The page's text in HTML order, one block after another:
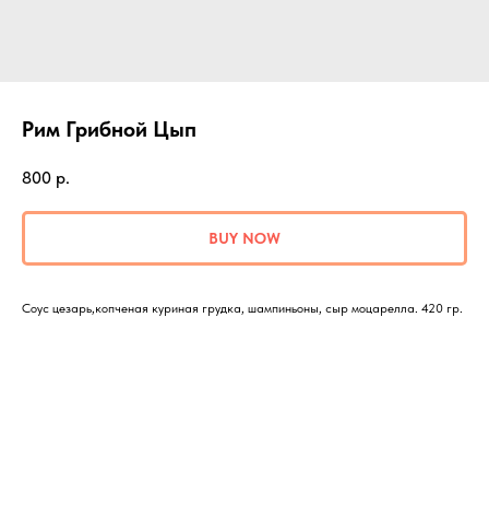
Рим Грибной Цып
800 р.
BUY NOW
Соус цезарь,копченая куриная грудка, шампиньоны, сыр моцарелла. 420 гр.